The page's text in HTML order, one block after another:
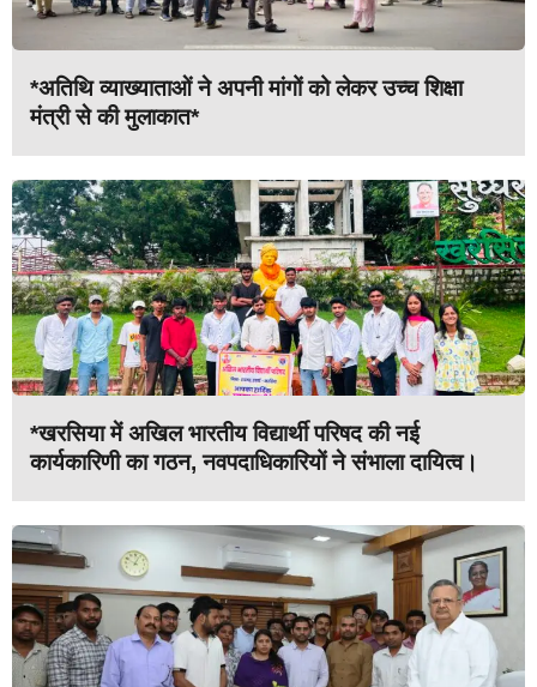
*अतिथि व्याख्याताओं ने अपनी मांगों को लेकर उच्च शिक्षा
मंत्री से की मुलाकात*
*खरसिया में अखिल भारतीय विद्यार्थी परिषद की नई
कार्यकारिणी का गठन, नवपदाधिकारियों ने संभाला दायित्व।